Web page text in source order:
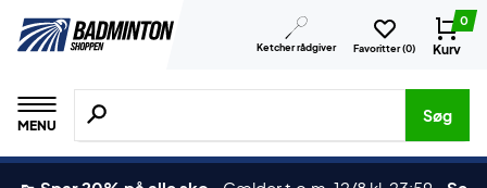
Ketcher rådgiver Favoritter (0)
0
Kurv
MENU
Søg efter produkter, mærker etc.
Søg